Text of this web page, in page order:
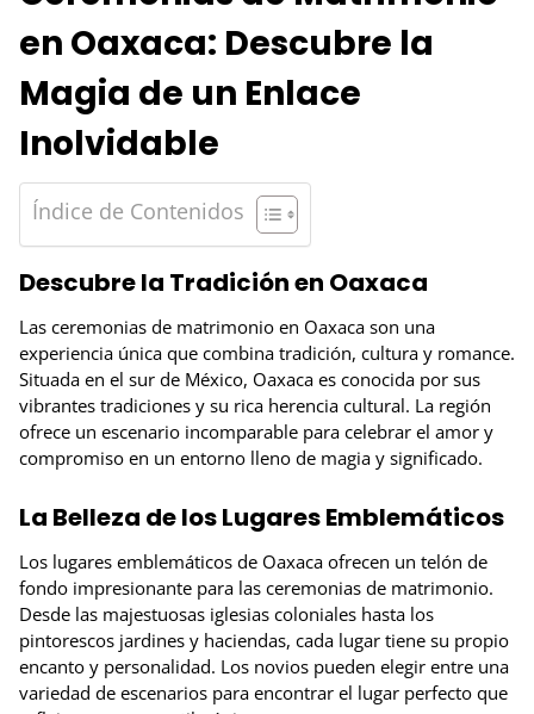
en Oaxaca: Descubre la
Magia de un Enlace
Inolvidable
Índice de Contenidos
Descubre la Tradición en Oaxaca
Las ceremonias de matrimonio en Oaxaca son una
experiencia única que combina tradición, cultura y romance.
Situada en el sur de México, Oaxaca es conocida por sus
vibrantes tradiciones y su rica herencia cultural. La región
ofrece un escenario incomparable para celebrar el amor y
compromiso en un entorno lleno de magia y significado.
La Belleza de los Lugares Emblemáticos
Los lugares emblemáticos de Oaxaca ofrecen un telón de
fondo impresionante para las ceremonias de matrimonio.
Desde las majestuosas iglesias coloniales hasta los
pintorescos jardines y haciendas, cada lugar tiene su propio
encanto y personalidad. Los novios pueden elegir entre una
variedad de escenarios para encontrar el lugar perfecto que